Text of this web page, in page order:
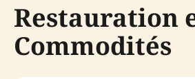
Restauration
Commodités